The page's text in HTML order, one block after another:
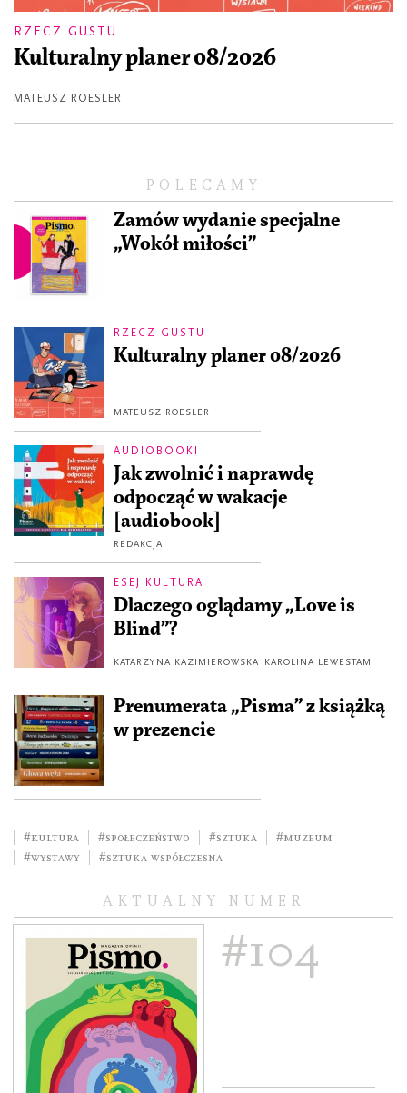
POLECAMY
Zamów wydanie specjalne
„Wokół miłości”
RZECZ GUSTU
Kulturalny planer 08/2026
MATEUSZ ROESLER
AUDIOBOOKI
Jak zwolnić i naprawdę
odpocząć w wakacje
[audiobook]
REDAKCJA
ESEJ KULTURA
Dlaczego oglądamy „Love is
Blind”?
KATARZYNA KAZIMIEROWSKA KAROLINA LEWESTAM
Prenumerata „Pisma” z książką
w prezencie
#kultura #społeczeństwo #sztuka
#muzeum
#wystawy
#sztuka współczesna
AKTUALNY NUMER
#104
RZECZ GUSTU
Kulturalny planer 08/2026
MATEUSZ ROESLER